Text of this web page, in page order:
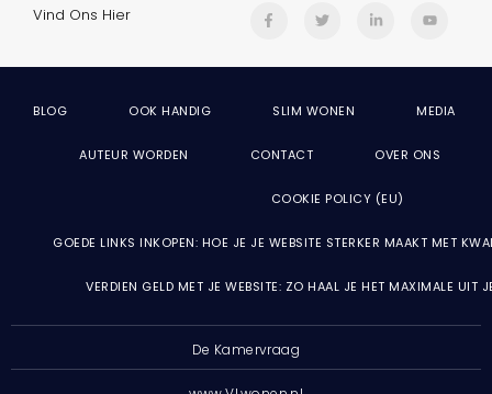
Vind Ons Hier
BLOG OOK HANDIG SLIM WONEN MEDIA
AUTEUR WORDEN CONTACT OVER ONS
COOKIE POLICY (EU)
GOEDE LINKS INKOPEN: HOE JE JE WEBSITE STERKER MAAKT MET
VERDIEN GELD MET JE WEBSITE: ZO HAAL JE HET MAXIMALE UIT
De Kamervraag